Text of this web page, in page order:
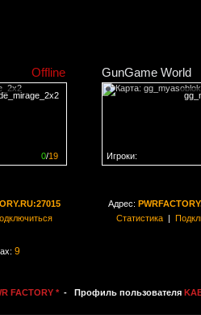
Offline
0/19
GunGame World
Игроки:
Адрес:
Статистика|
9
FACTORY * - Профиль пользователя